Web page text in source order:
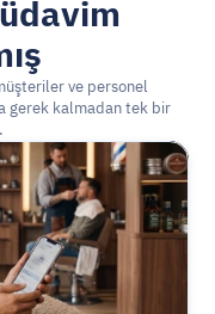
ve personel
gerek kalmadan tek bir